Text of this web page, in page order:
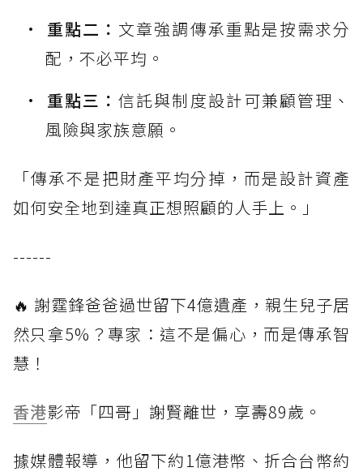
重點二： 文章強調傳承重點是按需求分
配，不必平均。
重點三：信託與制度設計可兼顧管理、
風險與家族意願。
「傳承不是把財產平均分掉，而是設計資產
如何安全地到達真正想照顧的人手上。」
------
🔥 謝霆鋒爸爸過世留下4億遺產，親生兒子居
然只拿5%？專家：這不是偏心，而是傳承智
慧！
香港影帝「四哥」謝賢離世，享壽89歲。
據媒體報導，他留下約1億港幣、折合台幣約